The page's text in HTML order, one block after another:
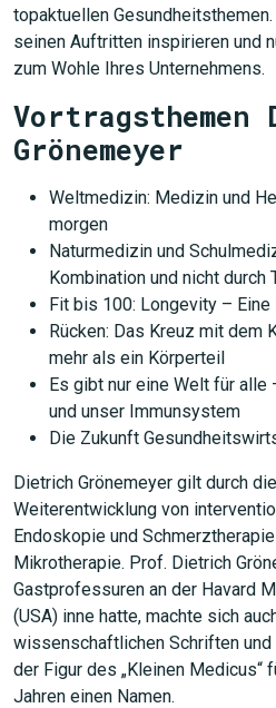
topaktuellen
seinen Auftritten inspirieren und
zum Wohle Ihres Unternehmens.
Grönemeyer
Weltmedizin: Medizin und
morgen
Naturmedizin und
Kombination und nicht durch
Fit bis 100: Longevity – Eine
Rücken: Das Kreuz mit dem
mehr als ein Körperteil
Es gibt nur eine Welt für alle
und unser Immunsystem
Die Zukunft
Dietrich Grönemeyer gilt durch
Weiterentwicklung von
Endoskopie und
Mikrotherapie. Prof. Dietrich
Gastprofessuren an der Havard
(USA) inne hatte, machte sich
wissenschaftlichen Schriften und
der Figur des „Kleinen Medicus“
Jahren einen Namen.